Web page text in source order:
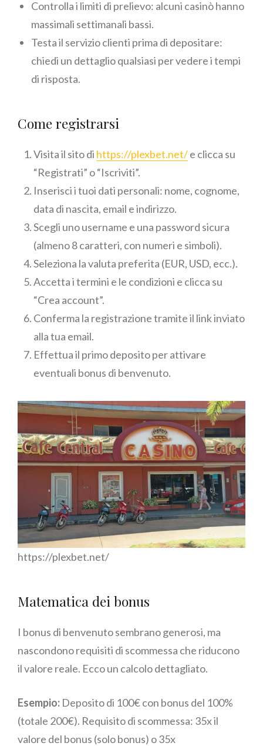
Controlla i limiti di prelievo: alcuni casinò hanno
massimali settimanali bassi.
Testa il servizio clienti prima di depositare:
chiedi un dettaglio qualsiasi per vedere i tempi
di risposta.
Come registrarsi
Visita il sito di https://plexbet.net/e clicca su
“Registrati” o “Iscriviti”.
Inserisci i tuoi dati personali: nome, cognome,
data di nascita, email e indirizzo.
Scegli uno username e una password sicura
(almeno 8 caratteri, con numeri e simboli).
Seleziona la valuta preferita (EUR, USD, ecc.).
Accetta i termini e le condizioni e clicca su
“Crea account”.
Conferma la registrazione tramite il link inviato
alla tua email.
Effettua il primo deposito per attivare
eventuali bonus di benvenuto.
https://plexbet.net/
Matematica dei bonus
I bonus di benvenuto sembrano generosi, ma
nascondono requisiti di scommessa che riducono
il valore reale. Ecco un calcolo dettagliato.
Esempio: Deposito di 100€ con bonus del 100%
(totale 200€). Requisito di scommessa: 35x il
valore del bonus (solo bonus) o 35x